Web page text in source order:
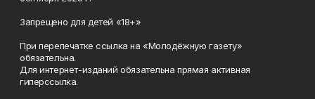
Запрещено для детей «18+»
При перепечатке ссылка на «Молодёжную газету»
обязательна.
Для интернет-изданий обязательна прямая активная
гиперссылка.